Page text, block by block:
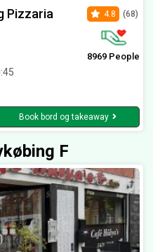
Pizzaria
4.8 (68)
8969 People
Book bord og takeaway
F